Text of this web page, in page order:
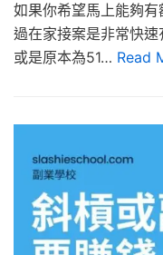
如果你希望馬上能夠
過在家接案是非常快速
或是原本為51… Read